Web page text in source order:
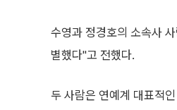
수영과 정경호의 소속사
별했다"고 전했다.
두 사람은 연예계 대표적